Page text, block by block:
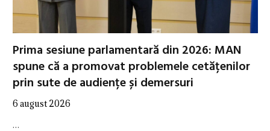
Prima sesiune parlamentară din 2026: MAN
spune că a promovat problemele cetățenilor
prin sute de audiențe și demersuri
6 august 2026
…